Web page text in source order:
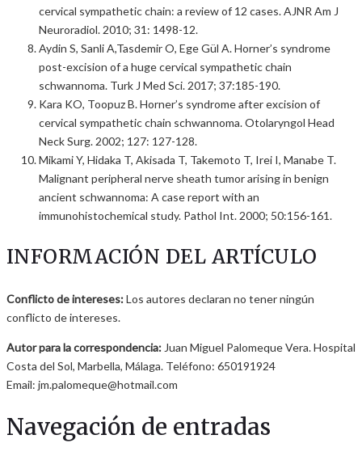
cervical sympathetic chain: a review of 12 cases. AJNR Am J
Neuroradiol. 2010; 31: 1498-12.
Aydin S, Sanli A,Tasdemir O, Ege Gül A. Horner’s syndrome
post-excision of a huge cervical sympathetic chain
schwannoma. Turk J Med Sci. 2017; 37:185-190.
Kara KO, Toopuz B. Horner’s syndrome after excision of
cervical sympathetic chain schwannoma. Otolaryngol Head
Neck Surg. 2002; 127: 127-128.
Mikami Y, Hidaka T, Akisada T, Takemoto T, Irei I, Manabe T.
Malignant peripheral nerve sheath tumor arising in benign
ancient schwannoma: A case report with an
immunohistochemical study. Pathol Int. 2000; 50:156-161.
INFORMACIÓN DEL ARTÍCULO
Conflicto de intereses:Los autores declaran no tener ningún
conflicto de intereses.
Autor para la correspondencia: Juan Miguel Palomeque Vera. Hospital
Costa del Sol, Marbella, Málaga. Teléfono: 650191924
Email: jm.palomeque@hotmail.com
Navegación de entradas